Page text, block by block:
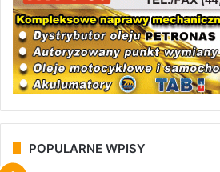
POPULARNE WPISY